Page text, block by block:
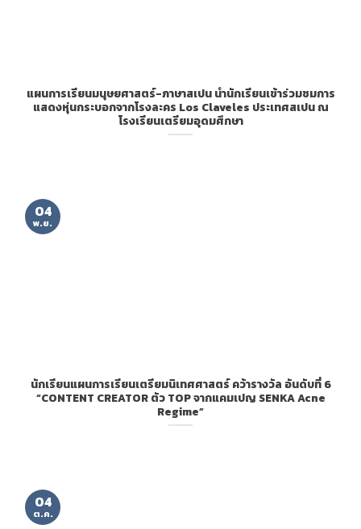
แผนการเรียนมนุษยศาสตร์-ภาษาสเปน นำนักเรียนเข้าร่วมชมการ
แสดงหุ่นกระบอกจากโรงละคร Los Claveles ประเทศสเปน ณ
โรงเรียนเตรียมอุดมศึกษา
นักเรียนแผนการเรียนเตรียมนิเทศศาสตร์ คว้ารางวัล อันดับที่ 6
“CONTENT CREATOR ตัว TOP จากแคมเปญ SENKA Acne
Regime”
04
พ.ย.
04
ต.ค.